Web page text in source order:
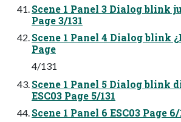
Scene 1 Panel 3 Dialog blink
Page 3/131
Scene 1 Panel 4 Dialog blink
Page
4/131
Scene 1 Panel 5 Dialog blink
ESC03 Page 5/131
Scene 1 Panel 6 ESC03 Page 6/